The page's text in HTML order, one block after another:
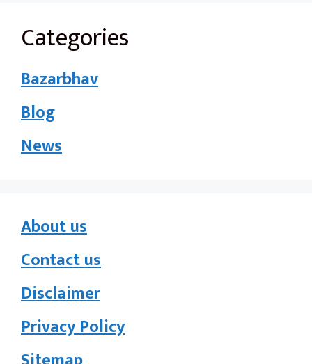
Categories
Bazarbhav
Blog
News
About us
Contact us
Disclaimer
Privacy Policy